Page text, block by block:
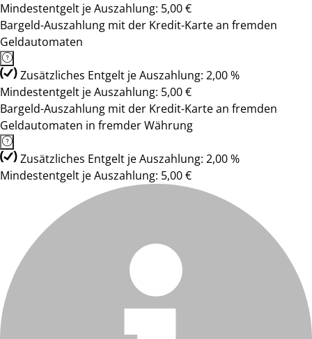
Mindestentgelt je Auszahlung: 5,00 €
Bargeld-Auszahlung mit der Kredit-Karte an fremden
Geldautomaten
Zusätzliches Entgelt je Auszahlung: 2,00 %
Mindestentgelt je Auszahlung: 5,00 €
Bargeld-Auszahlung mit der Kredit-Karte an fremden
Geldautomaten in fremder Währung
Zusätzliches Entgelt je Auszahlung: 2,00 %
Mindestentgelt je Auszahlung: 5,00 €